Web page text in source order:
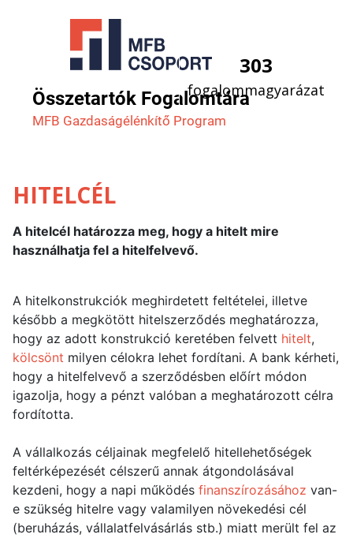
Összetartók Fogalomtára
MFB Gazdaság­élénkítő Program
303
fogalommagyarázat
HITELCÉL
A hitelcél határozza meg, hogy a hitelt mire
használhatja fel a hitelfelvevő.
A hitelkonstrukciók meghirdetett feltételei, illetve
később a megkötött hitelszerződés meghatározza,
hogy az adott konstrukció keretében felvett hitelt,
kölcsönt milyen célokra lehet fordítani. A bank kérheti,
hogy a hitelfelvevő a szerződésben előírt módon
igazolja, hogy a pénzt valóban a meghatározott célra
fordította.
A vállalkozás céljainak megfelelő hitellehetőségek
feltérképezését célszerű annak átgondolásával
kezdeni, hogy a napi működés finanszírozásához van-
e szükség hitelre vagy valamilyen növekedési cél
(beruházás, vállalatfelvásárlás stb.) miatt merült fel az